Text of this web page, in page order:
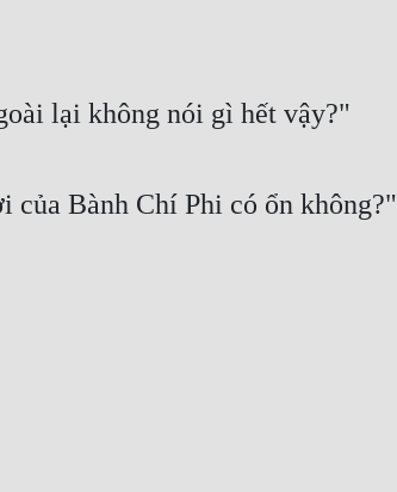
lại không nói gì hết vậy?"
của Bành Chí Phi có ổn không?"